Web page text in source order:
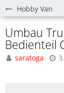
Hobby Van
Umbau
Bedienteil
saratoga